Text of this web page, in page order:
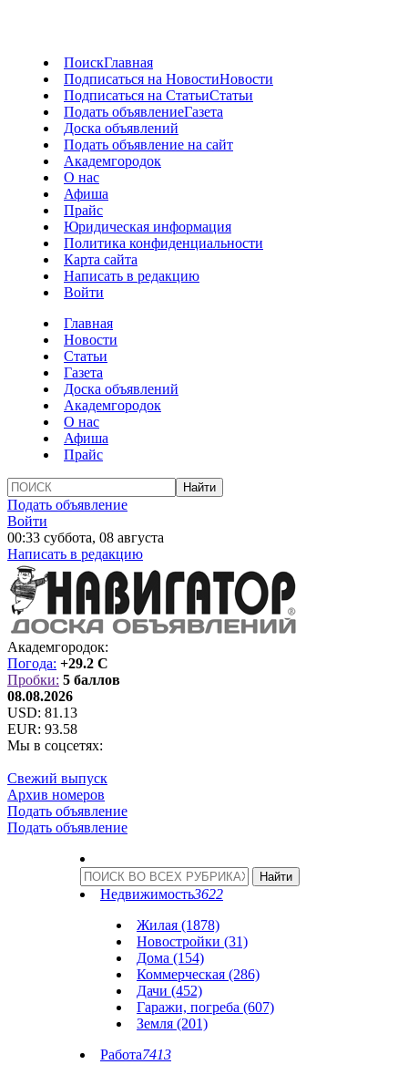
ПоискГлавная
Подписаться на НовостиНовости
Подписаться на СтатьиСтатьи
Подать объявлениеГазета
Доска объявлений
Подать объявление на сайт
Академгородок
О нас
Афиша
Прайс
Юридическая информация
Политика конфиденциальности
Карта сайта
Написать в редакцию
Войти
Главная
Новости
Статьи
Газета
Доска объявлений
Академгородок
О нас
Афиша
Прайс
Подать объявление
Войти
00:33 суббота, 08 августа
Написать в редакцию
Академгородок:
Погода: +29.2 C
Пробки: 5 баллов
08.08.2026
USD: 81.13
EUR: 93.58
Мы в соцсетях:
Свежий выпуск
Архив номеров
Подать объявление
Подать объявление
Недвижимость3622
Жилая (1878)
Новостройки (31)
Дома (154)
Коммерческая (286)
Дачи (452)
Гаражи, погреба (607)
Земля (201)
Работа7413